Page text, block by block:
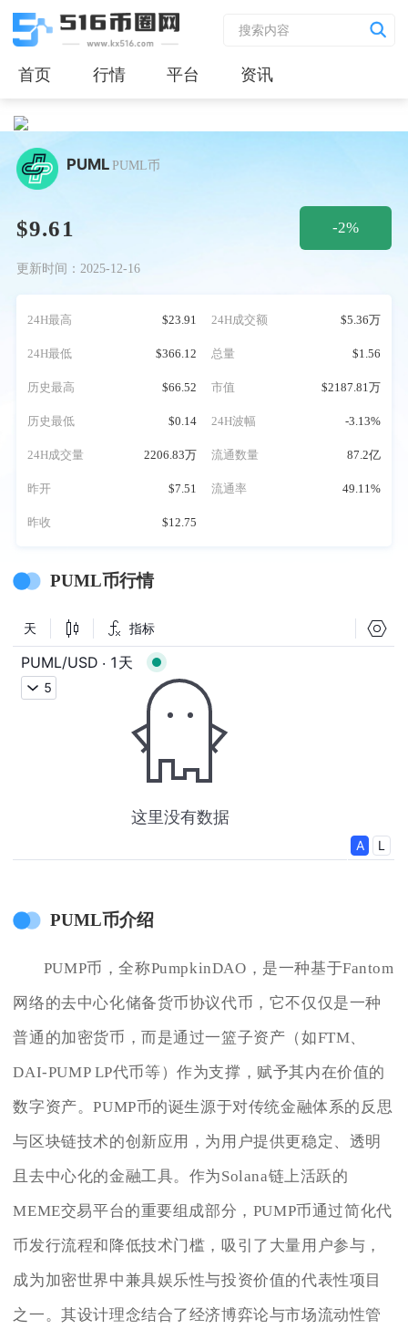
首页 行情 平台 资讯
PUMLPUML币
$9.61 -2%
更新时间：2025-12-16
24H最高 $23.91 24H成交额 $5.36万
24H最低 $366.12 总量 $1.56
历史最高 $66.52 市值 $2187.81万
历史最低 $0.14 24H波幅 -3.13%
24H成交量 2206.83万 流通数量 87.2亿
昨开 $7.51 流通率 49.11%
昨收 $12.75
PUML币行情
PUML币介绍
PUMP币，全称PumpkinDAO，是一种基于Fantom
网络的去中心化储备货币协议代币，它不仅仅是一种
普通的加密货币，而是通过一篮子资产（如FTM、
DAI-PUMP LP代币等）作为支撑，赋予其内在价值的
数字资产。PUMP币的诞生源于对传统金融体系的反思
与区块链技术的创新应用，为用户提供更稳定、透明
且去中心化的金融工具。作为Solana链上活跃的
MEME交易平台的重要组成部分，PUMP币通过简化代
币发行流程和降低技术门槛，吸引了大量用户参与，
成为加密世界中兼具娱乐性与投资价值的代表性项目
之一。其设计理念结合了经济博弈论与市场流动性管